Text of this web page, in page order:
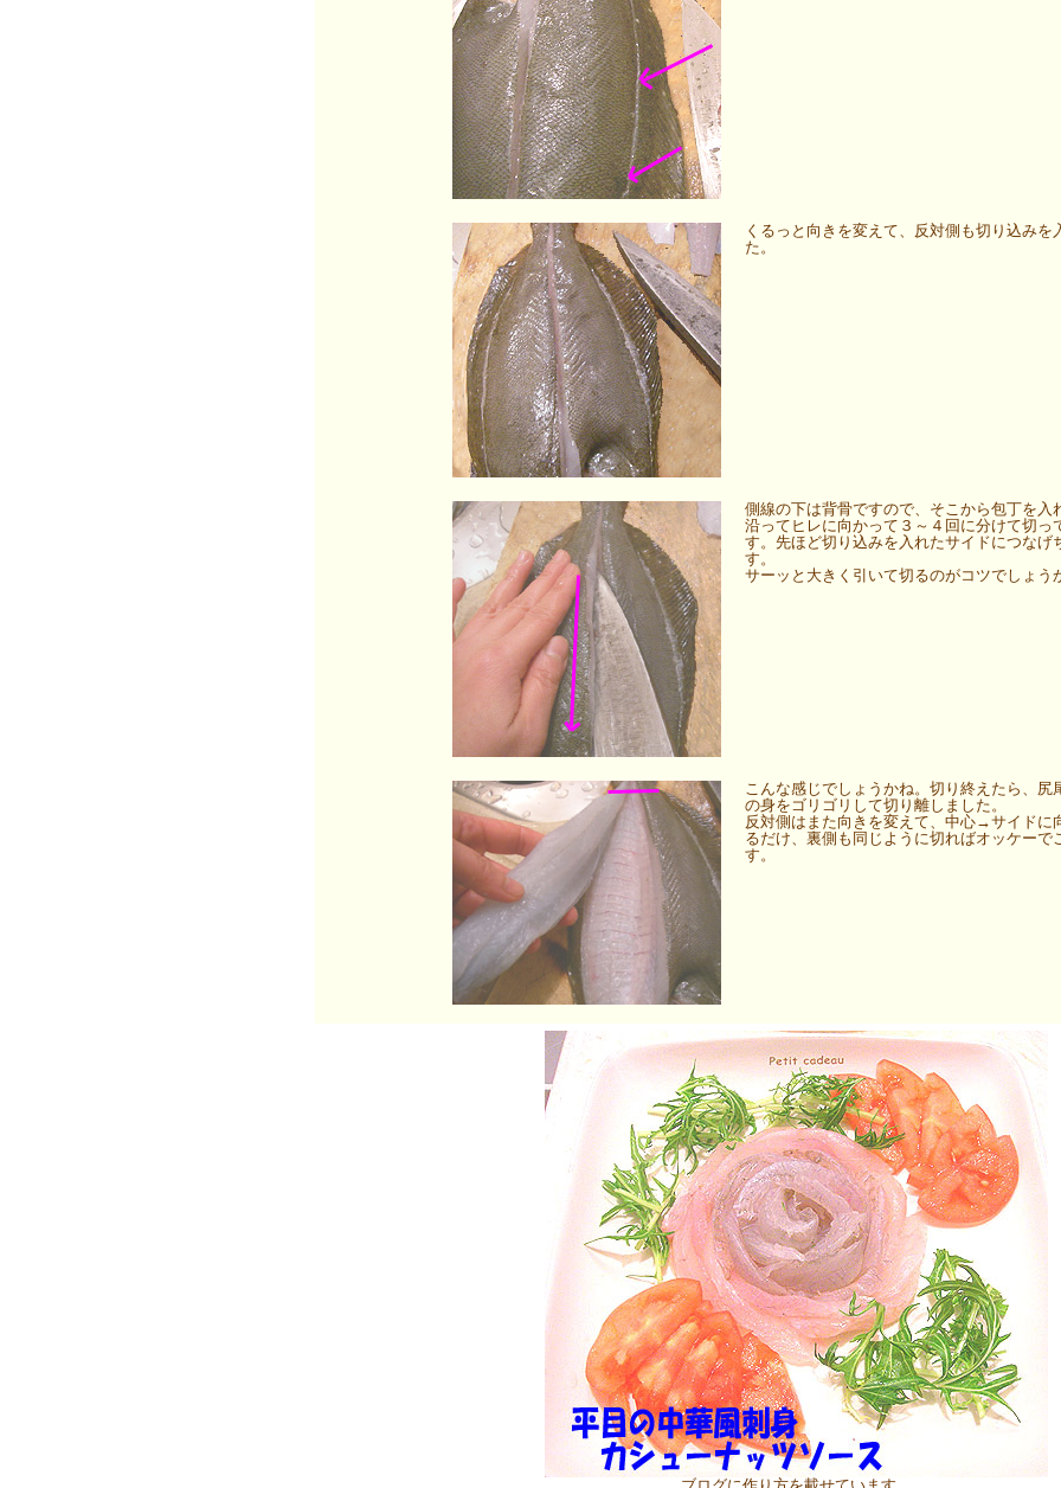
くるっと向きを変えて、反対側も切り込みを
た。
側線の下は背骨ですので、そこから包丁を入
沿ってヒレに向かって３～４回に分けて切っ
す。先ほど切り込みを入れたサイドにつなげ
す。
サーッと大きく引いて切るのがコツでしょう
こんな感じでしょうかね。切り終えたら、尻
の身をゴリゴリして切り離しました。
反対側はまた向きを変えて、中心→サイドに
るだけ、裏側も同じように切ればオッケーで
す。